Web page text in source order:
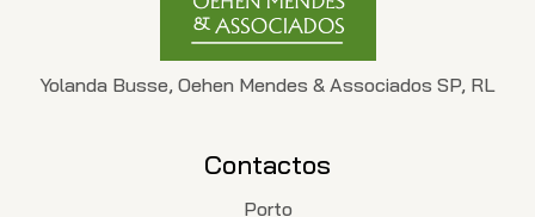
Yolanda Busse, Oehen Mendes & Associados SP, RL
Contactos
Porto